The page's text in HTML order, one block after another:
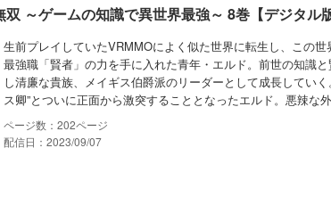
～ゲームの知識で異世界最強～ 8巻【デジタル
生前プレイしていたVRMMOによく似た世界に転生し、この
最強職「賢者」の力を手に入れた青年・エルド。前世の知識
し清廉な貴族、メイギス伯爵派のリーダーとして成長してい
ス卿”とついに正面から激突することとなったエルド。悪辣な
202
配信日：2023/09/07